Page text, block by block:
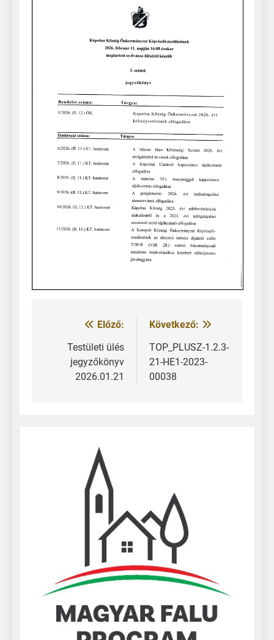
Előző:
Testületi ülés
jegyzőkönyv
2026.01.21
Következő:
TOP_PLUSZ-1.2.3-
21-HE1-2023-
00038